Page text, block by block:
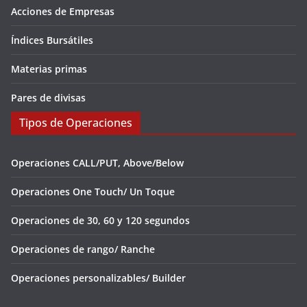
Acciones de Empresas
Índices Bursátiles
Materias primas
Pares de divisas
Tipos de Operaciones
Operaciones CALL/PUT, Above/Below
Operaciones One Touch/ Un Toque
Operaciones de 30, 60 y 120 segundos
Operaciones de rango/ Ranche
Operaciones personalizables/ Builder